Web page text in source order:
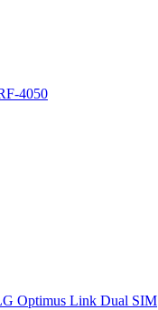
4050
Optimus Link Dual SIM